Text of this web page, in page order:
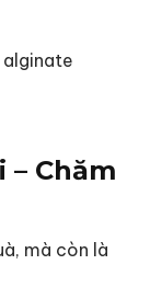
Chăm
mà còn là